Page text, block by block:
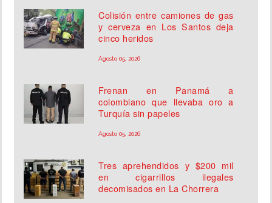
Colisión entre camiones de gas
y cerveza en Los Santos deja
cinco heridos
Agosto 05, 2026
Frenan en Panamá a
colombiano que llevaba oro a
Turquía sin papeles
Agosto 05, 2026
Tres aprehendidos y $200 mil
en cigarrillos ilegales
decomisados en La Chorrera